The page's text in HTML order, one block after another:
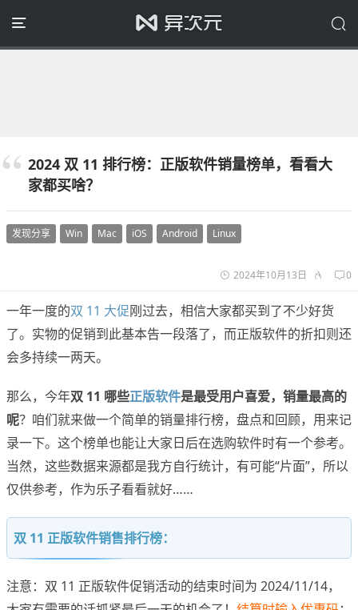
2024 双 11 排行榜：正版软件销量榜单，看看大
家都买啥？
发现分享 Win Mac iOS Android Linux
2024年10月13日 0
一年一度的双 11 大促刚过去，相信大家都买到了不少好货
了。实物的促销到此基本告一段落了，而正版软件的折扣则还
会多持续一两天。
那么，今年双 11 哪些正版软件是最受用户喜爱，销量最高的
呢？咱们就来做一个简单的销量排行榜，盘点和回顾，用来记
录一下。这个榜单也能让大家日后在选购软件时有一个参考。
当然，这些数据来源都是我方自行统计，有可能“片面”，所以
仅供参考，作为乐子看看就好……
双 11 正版软件销售排行榜：
注意：双 11 正版软件促销活动的结束时间为 2024/11/14，